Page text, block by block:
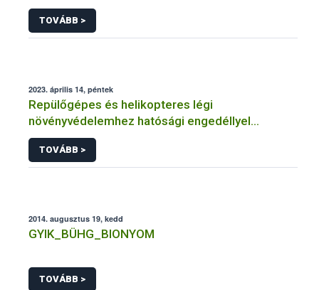
TOVÁBB >
2023. április 14, péntek
Repülőgépes és helikopteres légi
növényvédelemhez hatósági engedéllyel
rendelkező szervezetek
TOVÁBB >
2014. augusztus 19, kedd
GYIK_BÜHG_BIONYOM
TOVÁBB >